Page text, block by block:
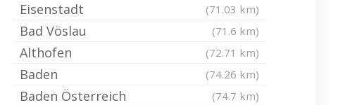
Eisenstadt (71.03 km)
Bad Vöslau (71.6 km)
Althofen (72.71 km)
Baden (74.26 km)
Baden Österreich (74.7 km)